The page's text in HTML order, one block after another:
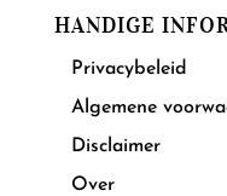
HANDIGE
Privacybeleid
Algemene
Disclaimer
Over